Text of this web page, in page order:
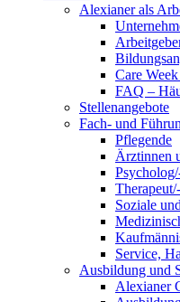
Alexianer als
Care
FAQ –
Stellenangebote
Fach- und
Pflegende
Ärztinnen
Soziale
Service,
Ausbildung und
Alexianer